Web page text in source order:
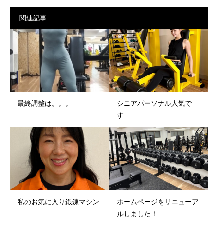
関連記事
最終調整は。。。
シニアパーソナル人気で
す！
私のお気に入り鍛錬マシン
ホームページをリニューア
ルしました！